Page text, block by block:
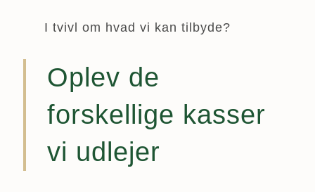
I tvivl om hvad vi kan tilbyde?
Oplev de
forskellige kasser
vi udlejer